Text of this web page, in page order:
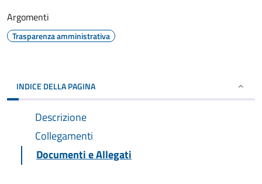
Argomenti
Trasparenza amministrativa
INDICE DELLA PAGINA
Descrizione
Collegamenti
Documenti e Allegati